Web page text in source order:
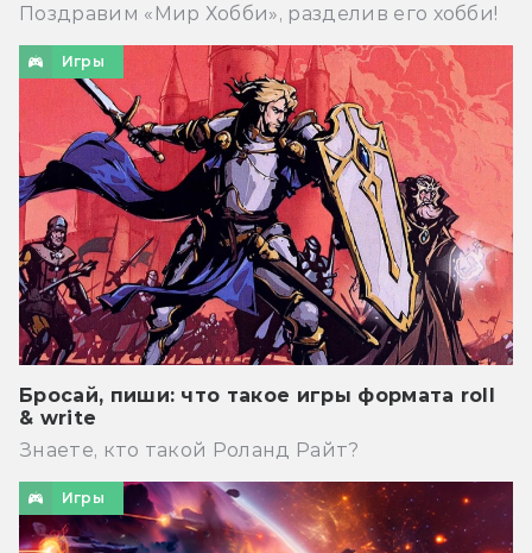
Поздравим «Мир Хобби», разделив его хобби!
Игры
Бросай, пиши: что такое игры формата roll
& write
Знаете, кто такой Роланд Райт?
Игры